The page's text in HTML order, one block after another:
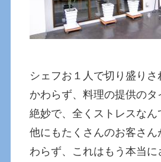
シェフお１人で切り盛り
かわらず、料理の提供のタ
絶妙で、全くストレスなん
他にもたくさんのお客さ
わらず、これはもう本当